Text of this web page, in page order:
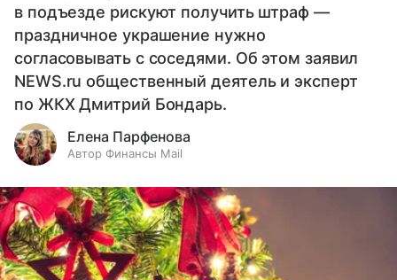
в подъезде рискуют получить штраф —
праздничное украшение нужно
согласовывать с соседями. Об этом заявил
NEWS.ru общественный деятель и эксперт
по ЖКХ Дмитрий Бондарь.
Елена Парфенова
Автор Финансы Mail